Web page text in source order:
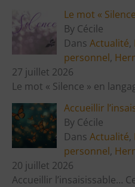
Le mot «
By Cécile
Dans Actualité,
personnel,
27 juillet 2026
Le mot « Silence » en
Accueillir
By Cécile
Dans Actualité,
personnel,
20 juillet 2026
Accueillir l’insaisissable…